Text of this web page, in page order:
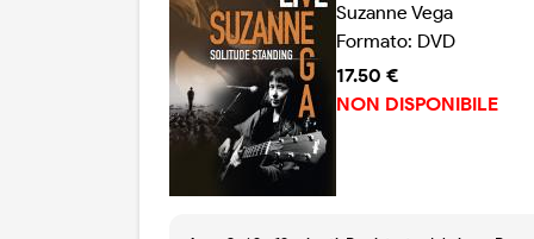
Suzanne Vega
Formato: DVD
17.50 €
NON DISPONIBILE